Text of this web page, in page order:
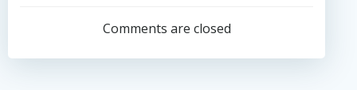
navigationnavigation
Comments are closed